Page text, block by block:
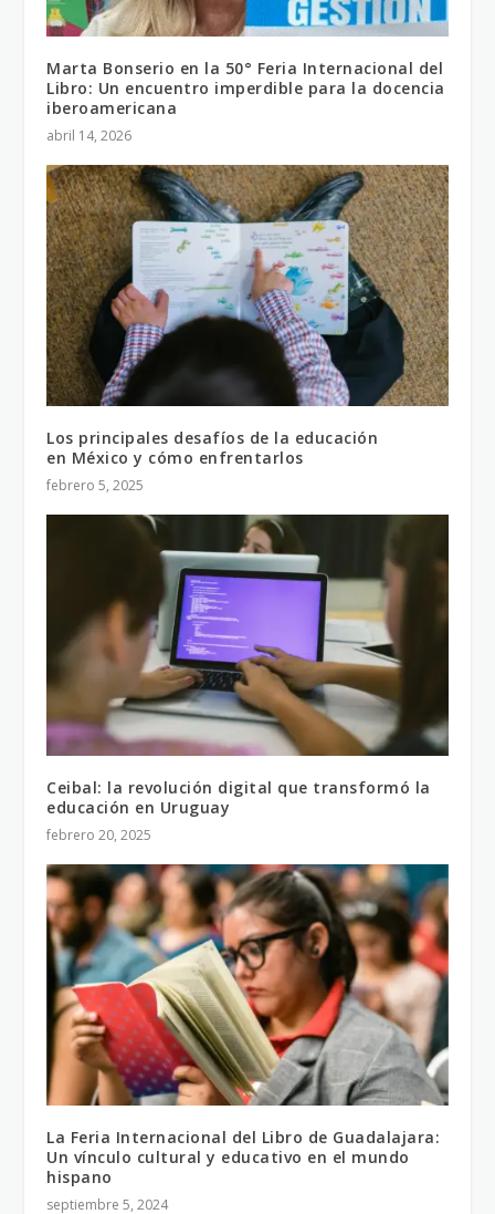
Marta Bonserio en la 50° Feria Internacional del
Libro: Un encuentro imperdible para la docencia
iberoamericana
abril 14, 2026
Los principales desafíos de la educación
en México y cómo enfrentarlos
febrero 5, 2025
Ceibal: la revolución digital que transformó la
educación en Uruguay
febrero 20, 2025
La Feria Internacional del Libro de Guadalajara:
Un vínculo cultural y educativo en el mundo
hispano
septiembre 5, 2024